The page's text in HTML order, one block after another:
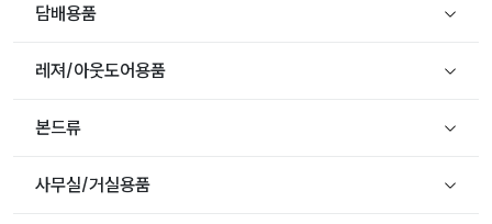
담배용품
레져/아웃도어용품
본드류
사무실/거실용품